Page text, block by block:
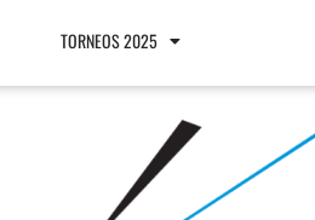
TORNEOS 2025